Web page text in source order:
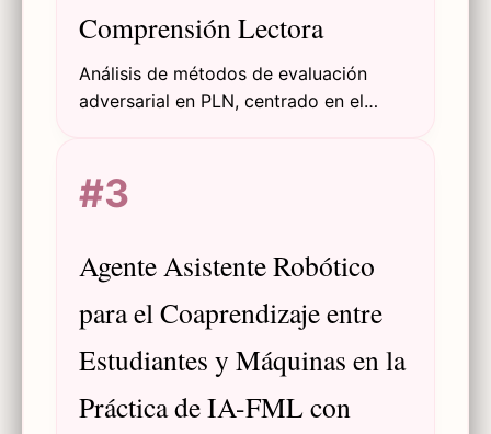
Comprensión Lectora
Análisis de métodos de evaluación
adversarial en PLN, centrado en el
generadas automáticamente exponen
las debilidades de los modelos.
#3
Agente Asistente Robótico
para el Coaprendizaje entre
Estudiantes y Máquinas en la
Práctica de IA-FML con